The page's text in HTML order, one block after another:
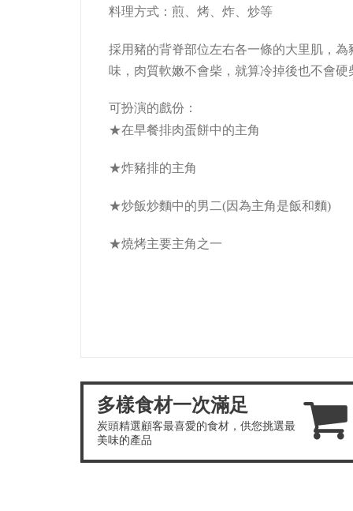
料理方式：煎 、烤 、炸 、炒等
採用豬的背脊部位左右各一條的大里肌，
味，肉質軟嫩不會柴，就算冷掉後也不會硬
可扮演的戲份：
★在早餐排肉蛋餅中的主角
★炸豬排的主角
★炒飯炒麵中的男二(因為主角是飯和麵)
★燒烤主要主角之一
多樣食材一次滿足
炭頭精選顧客最喜愛的食材，供您挑選最
美味的產品